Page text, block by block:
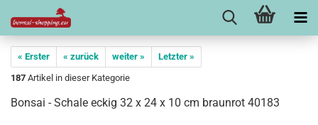
« Erster « zurück weiter »
Letzter »
187 Artikel in dieser Kategorie
Bonsai - Schale eckig 32 x 24 x 10 cm braunrot 40183